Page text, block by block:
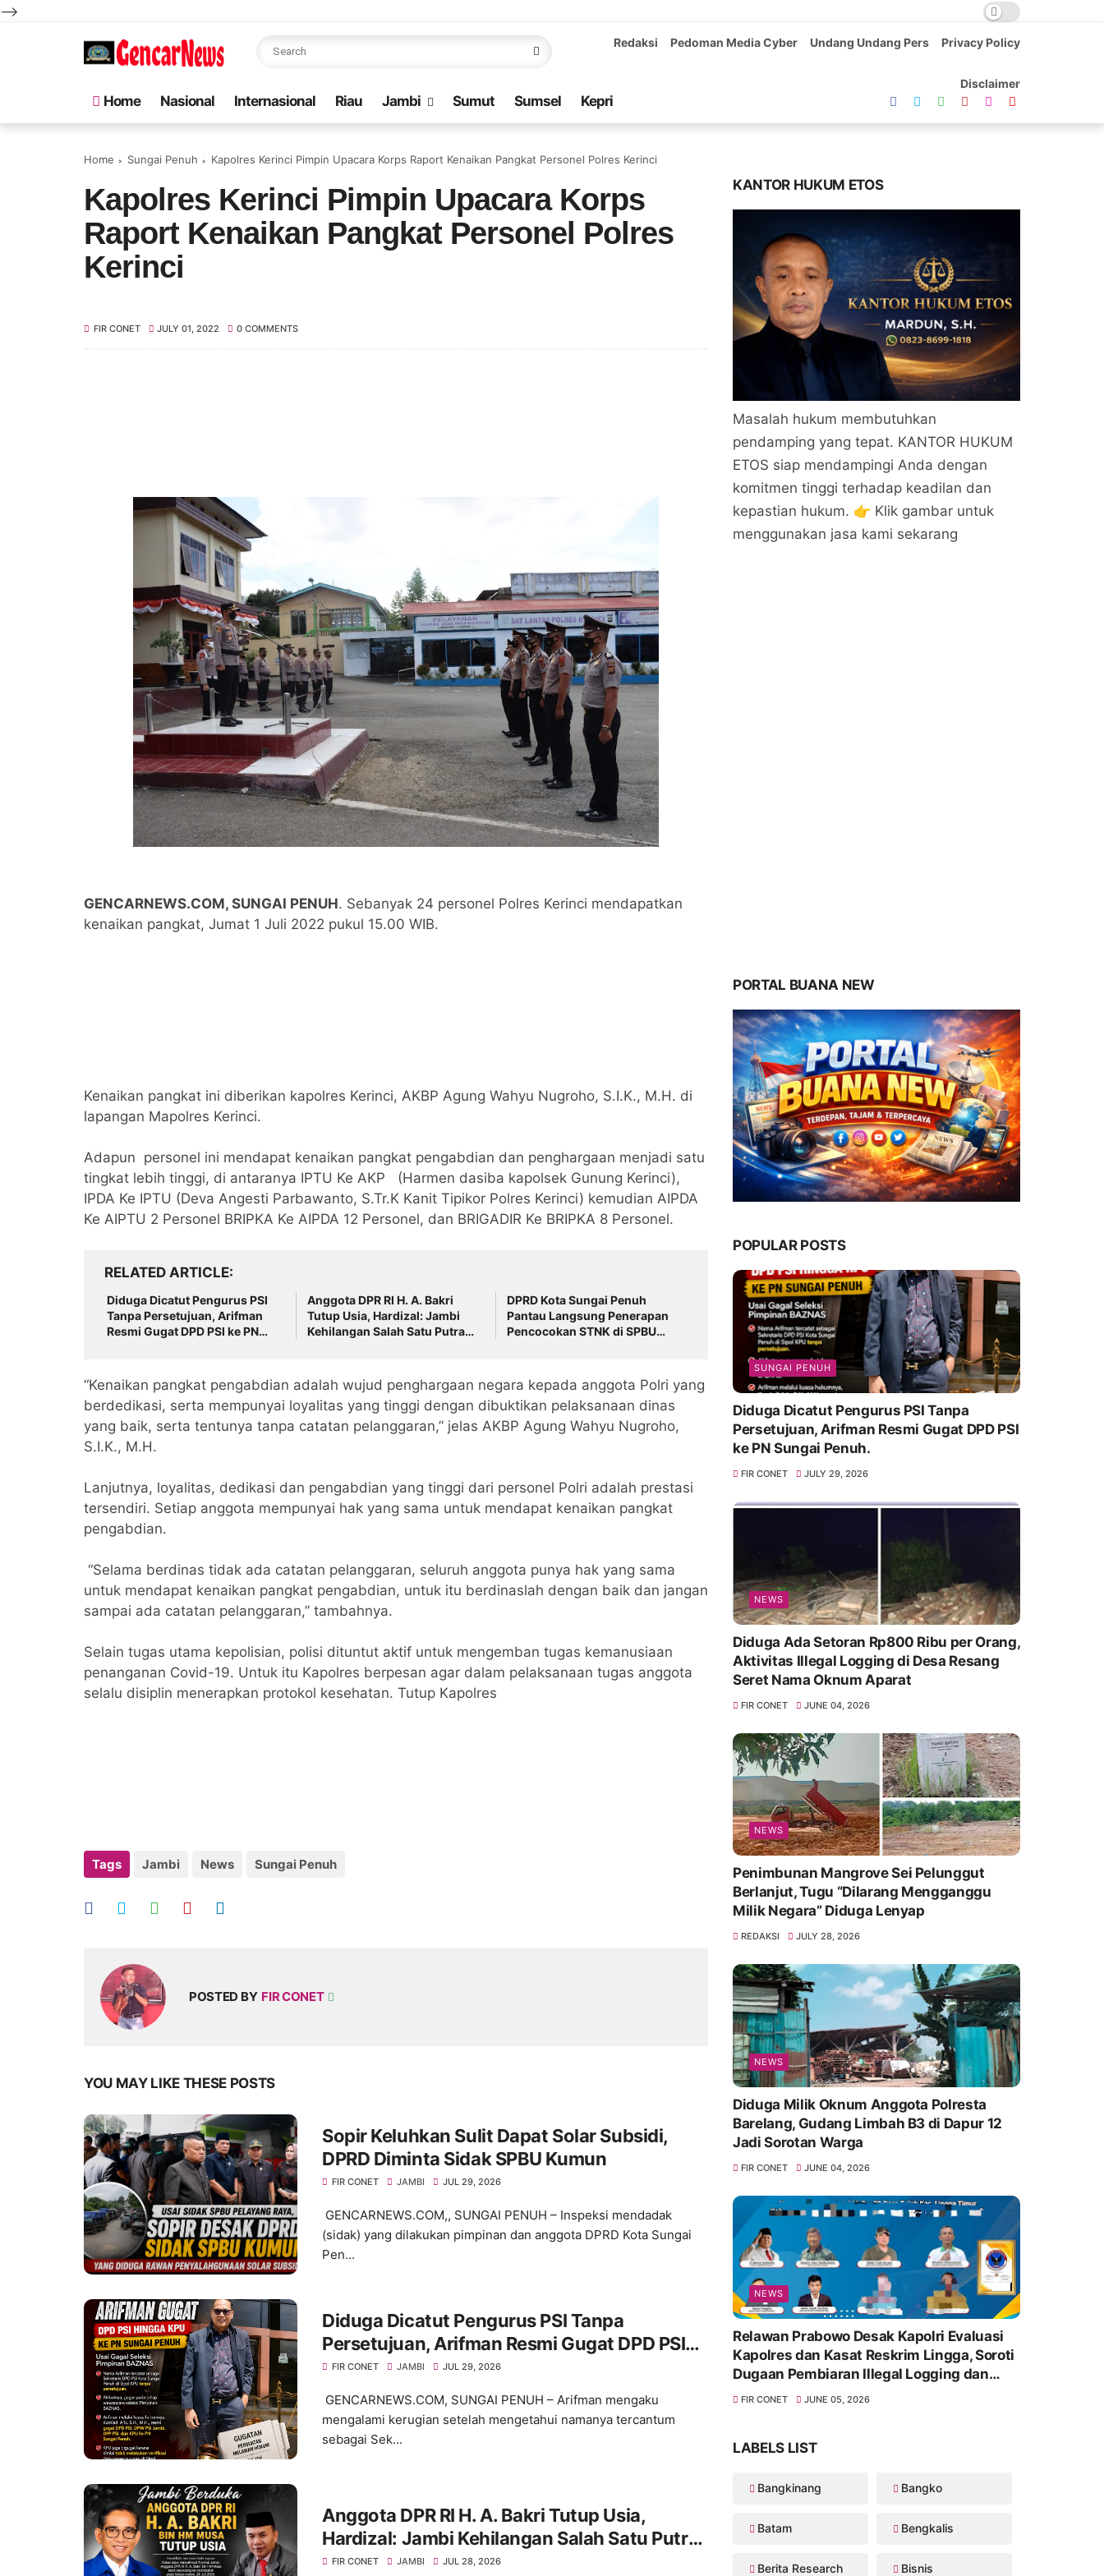
-->
Redaksi Pedoman Media Cyber Undang Undang Pers Privacy Policy
Disclaimer
Home Nasional Internasional Riau Jambi Sumut Sumsel Kepri
Home Sungai Penuh Kapolres Kerinci Pimpin Upacara Korps Raport Kenaikan Pangkat Personel Polres Kerinci
Kapolres Kerinci Pimpin Upacara Korps
Raport Kenaikan Pangkat Personel Polres
Kerinci
FIR CONET JULY 01, 2022 0 COMMENTS
GENCARNEWS.COM, SUNGAI PENUH. Sebanyak 24 personel Polres Kerinci mendapatkan
kenaikan pangkat, Jumat 1 Juli 2022 pukul 15.00 WIB.
Kenaikan pangkat ini diberikan kapolres Kerinci, AKBP Agung Wahyu Nugroho, S.I.K., M.H. di
lapangan Mapolres Kerinci.
Adapun personel ini mendapat kenaikan pangkat pengabdian dan penghargaan menjadi satu
tingkat lebih tinggi, di antaranya IPTU Ke AKP (Harmen dasiba kapolsek Gunung Kerinci),
IPDA Ke IPTU (Deva Angesti Parbawanto, S.Tr.K Kanit Tipikor Polres Kerinci) kemudian AIPDA
Ke AIPTU 2 Personel BRIPKA Ke AIPDA 12 Personel, dan BRIGADIR Ke BRIPKA 8 Personel.
RELATED ARTICLE
Diduga Dicatut Pengurus PSI
Tanpa Persetujuan, Arifman
Resmi Gugat DPD PSI ke PN
Anggota DPR RI H. A. Bakri
Tutup Usia, Hardizal: Jambi
Kehilangan Salah Satu Putra
DPRD Kota Sungai Penuh
Pantau Langsung Penerapan
Pencocokan STNK di SPBU
“Kenaikan pangkat pengabdian adalah wujud penghargaan negara kepada anggota Polri yang
berdedikasi, serta mempunyai loyalitas yang tinggi dengan dibuktikan pelaksanaan dinas
yang baik, serta tentunya tanpa catatan pelanggaran,” jelas AKBP Agung Wahyu Nugroho,
S.I.K., M.H.
Lanjutnya, loyalitas, dedikasi dan pengabdian yang tinggi dari personel Polri adalah prestasi
tersendiri. Setiap anggota mempunyai hak yang sama untuk mendapat kenaikan pangkat
pengabdian.
“Selama berdinas tidak ada catatan pelanggaran, seluruh anggota punya hak yang sama
untuk mendapat kenaikan pangkat pengabdian, untuk itu berdinaslah dengan baik dan jangan
sampai ada catatan pelanggaran,” tambahnya.
Selain tugas utama kepolisian, polisi dituntut aktif untuk mengemban tugas kemanusiaan
penanganan Covid-19. Untuk itu Kapolres berpesan agar dalam pelaksanaan tugas anggota
selalu disiplin menerapkan protokol kesehatan. Tutup Kapolres
Tags Jambi News Sungai Penuh
POSTED BY FIR CONET
YOU MAY LIKE THESE POSTS
Sopir Keluhkan Sulit Dapat Solar Subsidi,
DPRD Diminta Sidak SPBU Kumun
FIR CONET JAMBI JUL 29, 2026
GENCARNEWS.COM,, SUNGAI PENUH – Inspeksi mendadak
(sidak) yang dilakukan pimpinan dan anggota DPRD Kota Sungai
Pen...
Diduga Dicatut Pengurus PSI Tanpa
Persetujuan, Arifman Resmi Gugat DPD PSI
ke PN Sungai Penuh.
FIR CONET JAMBI JUL 29, 2026
GENCARNEWS.COM, SUNGAI PENUH – Arifman mengaku
mengalami kerugian setelah mengetahui namanya tercantum
sebagai Sek...
Anggota DPR RI H. A. Bakri Tutup Usia,
Hardizal: Jambi Kehilangan Salah Satu Putra
Terbaik
FIR CONET JAMBI JUL 28, 2026
KANTOR HUKUM ETOS
Masalah hukum membutuhkan
pendamping yang tepat. KANTOR HUKUM
ETOS siap mendampingi Anda dengan
komitmen tinggi terhadap keadilan dan
kepastian hukum. 👉 Klik gambar untuk
menggunakan jasa kami sekarang
PORTAL BUANA NEW
POPULAR POSTS
SUNGAI PENUH
Diduga Dicatut Pengurus PSI Tanpa
Persetujuan, Arifman Resmi Gugat DPD PSI
ke PN Sungai Penuh.
FIR CONET JULY 29, 2026
NEWS
Diduga Ada Setoran Rp800 Ribu per Orang,
Aktivitas Illegal Logging di Desa Resang
Seret Nama Oknum Aparat
FIR CONET JUNE 04, 2026
NEWS
Penimbunan Mangrove Sei Pelunggut
Berlanjut, Tugu “Dilarang Mengganggu
Milik Negara” Diduga Lenyap
REDAKSI JULY 28, 2026
NEWS
Diduga Milik Oknum Anggota Polresta
Barelang, Gudang Limbah B3 di Dapur 12
Jadi Sorotan Warga
FIR CONET JUNE 04, 2026
NEWS
Relawan Prabowo Desak Kapolri Evaluasi
Kapolres dan Kasat Reskrim Lingga, Soroti
Dugaan Pembiaran Illegal Logging dan
Lambannya Penanganan Korupsi
FIR CONET JUNE 05, 2026
LABELS LIST
Bangkinang Bangko
Batam Bengkalis
Berita Research Bisnis